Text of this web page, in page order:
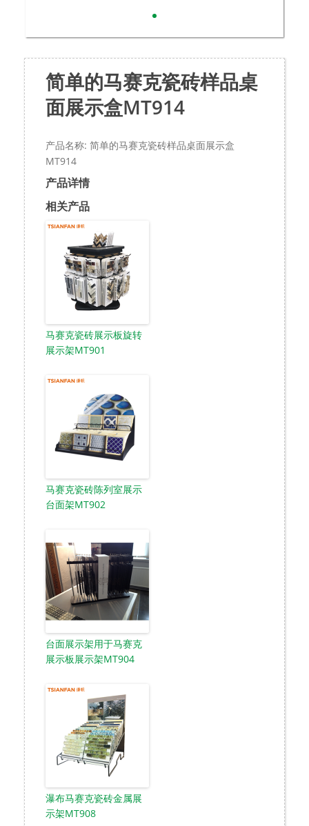
简单的马赛克瓷砖样品桌
面展示盒MT914
产品名称: 简单的马赛克瓷砖样品桌面展示盒
MT914
产品详情
相关产品
马赛克瓷砖展示板旋转
展示架MT901
马赛克瓷砖陈列室展示
台面架MT902
台面展示架用于马赛克
展示板展示架MT904
瀑布马赛克瓷砖金属展
示架MT908